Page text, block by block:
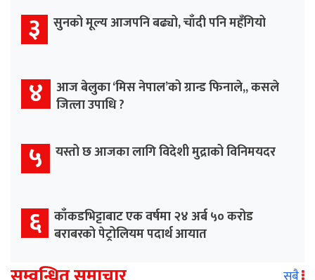
३ सुनको मूल्य आजपनि बढ्यो, चाँदी पनि महँगियो
४ आज बेलुका ‘मिस नेपाल’को ग्रान्ड फिनाले,, कसले
जित्ला उपाधि ?
५ यस्तो छ आजका लागि विदेशी मुद्राको विनिमयदर
६ काँकडभिट्टाबाट एक वर्षमा २४ अर्ब ५० करोड
बराबरको पेट्रोलियम पदार्थ आयात